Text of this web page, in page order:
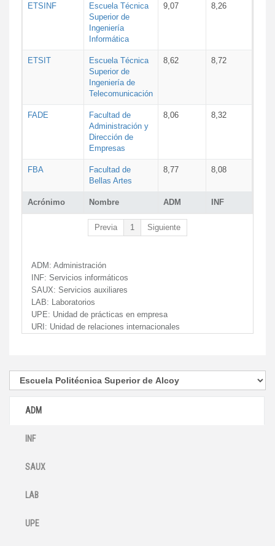
Acrónimo Nombre ADM INF
ETSINF
Escuela Técnica
Superior de
Ingeniería
Informática
9,07 8,26
ETSIT
Escuela Técnica
Superior de
Ingeniería de
Telecomunicación
8,62 8,72
FADE
Facultad de
Administración y
Dirección de
Empresas
8,06 8,32
FBA
Facultad de
Bellas Artes
8,77 8,08
Previa 1 Siguiente
ADM: Administración
INF: Servicios informáticos
SAUX: Servicios auxiliares
LAB: Laboratorios
UPE: Unidad de prácticas en empresa
URI: Unidad de relaciones internacionales
ADM
INF
SAUX
LAB
UPE